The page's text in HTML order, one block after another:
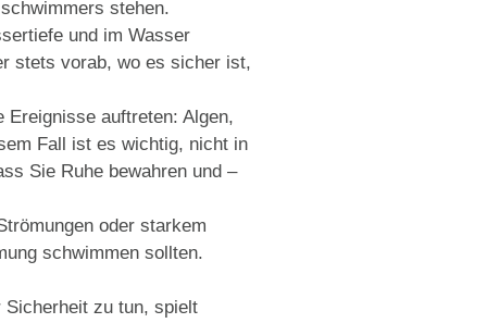
stehen.
und im Wasser
stets vorab, wo es sicher ist,
auftreten: Algen,
Fall ist es wichtig, nicht in
Sie Ruhe bewahren und –
oder starkem
schwimmen sollten.
zu tun, spielt